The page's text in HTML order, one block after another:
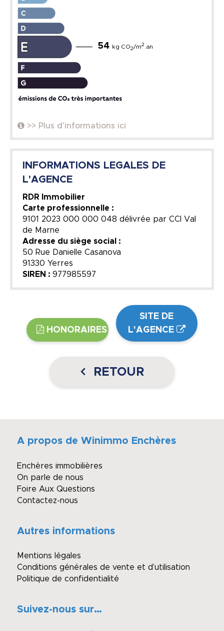
54 kg CO2/m2 .an
>> Plus d'informations ici
INFORMATIONS LEGALES DE
L'AGENCE
RDR Immobilier
Carte professionnelle :
9101 2023 000 000 048 délivrée par CCI Val
de Marne
Adresse du siège social :
50 Rue Danielle Casanova
91330 Yerres
SIREN : 977985597
HONORAIRES
SITE DE
L'AGENCE
RETOUR
A propos de Winimmo Enchères
Enchères immobilières
On parle de nous
Foire Aux Questions
Contactez-nous
Autres informations
Mentions légales
Conditions générales de vente et d’utilisation
Politique de confidentialité
Suivez-nous sur…